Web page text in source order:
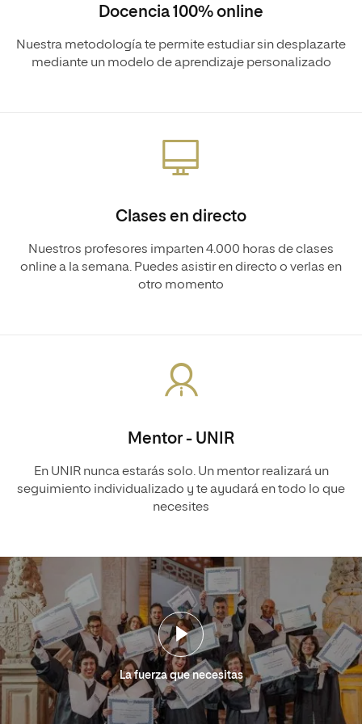
Docencia 100% online
Nuestra metodología te permite estudiar sin desplazarte
mediante un modelo de aprendizaje personalizado
Clases en directo
Nuestros profesores imparten 4.000 horas de clases
online a la semana. Puedes asistir en directo o verlas en
otro momento
Mentor - UNIR
En UNIR nunca estarás solo. Un mentor realizará un
seguimiento individualizado y te ayudará en todo lo que
necesites
La fuerza que necesitas